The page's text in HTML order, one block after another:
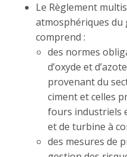
Le Règlement
atmosphériques du
comprend :
des normes
d’oxyde et
provenant du
ciment et celles
fours industriels
et de turbine à
des mesures de